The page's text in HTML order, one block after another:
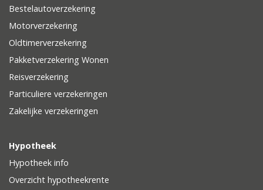
Bestelautoverzekering
Motorverzekering
Oldtimerverzekering
Pakketverzekering Wonen
Reisverzekering
Particuliere verzekeringen
Zakelijke verzekeringen
Hypotheek
Hypotheek info
Overzicht hypotheekrente